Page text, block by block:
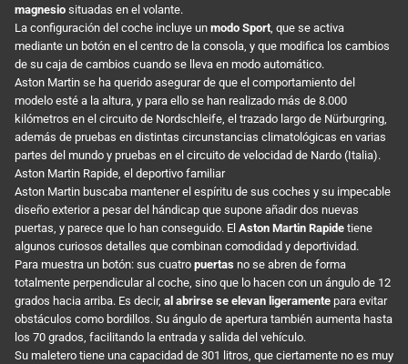
magnesio situadas en el volante.
La configuración del coche incluye un modo Sport, que se activa
mediante un botón en el centro de la consola, y que modifica los cambios
de su caja de cambios cuando se lleva en modo automático.
Aston Martin se ha querido asegurar de que el comportamiento del
modelo esté a la altura, y para ello se han realizado más de 8.000
kilómetros en el circuito de Nordschleife, el trazado largo de Nürburgring,
además de pruebas en distintas circunstancias climatológicas en varias
partes del mundo y pruebas en el circuito de velocidad de Nardo (Italia).
Aston Martin Rapide, el deportivo familiar
Aston Martin buscaba mantener el espíritu de sus coches y su impecable
diseño exterior a pesar del hándicap que supone añadir dos nuevas
puertas, y parece que lo han conseguido. El Aston Martin Rapide tiene
algunos curiosos detalles que combinan comodidad y deportividad.
Para muestra un botón: sus cuatro puertas no se abren de forma
totalmente perpendicular al coche, sino que lo hacen con un ángulo de 12
grados hacia arriba. Es decir, al abrirse se elevan ligeramente para evitar
obstáculos como bordillos. Su ángulo de apertura también aumenta hasta
los 70 grados, facilitando la entrada y salida del vehículo.
Su maletero tiene una capacidad de 301 litros, que ciertamente no es muy